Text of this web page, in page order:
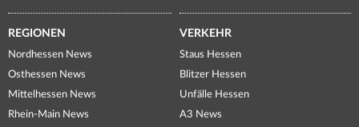
REGIONEN
Nordhessen News
Osthessen News
Mittelhessen News
Rhein-Main News
VERKEHR
Staus Hessen
Blitzer Hessen
Unfälle Hessen
A3 News